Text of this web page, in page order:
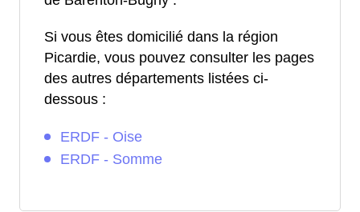
Si vous êtes domicilié dans la région
Picardie, vous pouvez consulter les pages
des autres départements listées ci-
dessous :
ERDF - Oise
ERDF - Somme